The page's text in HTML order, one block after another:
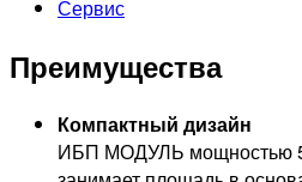
Сервис
Преимущества
Компактный дизайн
ИБП МОДУЛЬ мощностью